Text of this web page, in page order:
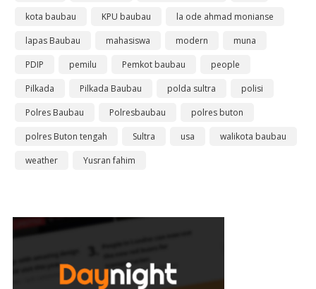
kota baubau
KPU baubau
la ode ahmad monianse
lapas Baubau
mahasiswa modern
muna
PDIP
pemilu Pemkot baubau
people
Pilkada
Pilkada Baubau polda sultra
polisi
Polres Baubau
Polresbaubau
polres buton
polres Buton tengah
Sultra usa
walikota baubau
weather
Yusran fahim